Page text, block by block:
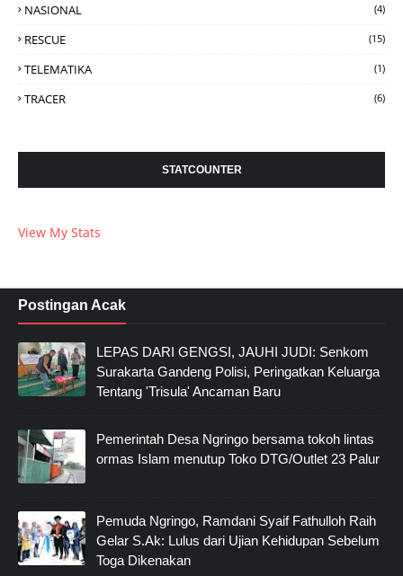
NASIONAL (4)
RESCUE (15)
TELEMATIKA (1)
TRACER (6)
STATCOUNTER
View My Stats
Postingan Acak
LEPAS DARI GENGSI, JAUHI JUDI: Senkom
Surakarta Gandeng Polisi, Peringatkan Keluarga
Tentang 'Trisula' Ancaman Baru
Pemerintah Desa Ngringo bersama tokoh lintas
ormas Islam menutup Toko DTG/Outlet 23 Palur
Pemuda Ngringo, Ramdani Syaif Fathulloh Raih
Gelar S.Ak: Lulus dari Ujian Kehidupan Sebelum
Toga Dikenakan